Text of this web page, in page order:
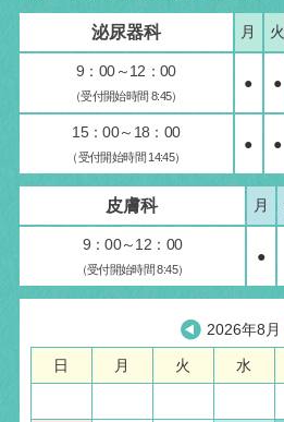
泌尿器科 月 火
9：00～12：00
（受付開始時間 8:45）
● ●
15：00～18：00
（受付開始時間 14:45）
● ●
皮膚科 月
9：00～12：00
（受付開始時間 8:45）
●
2026年8月
日 月 火 水